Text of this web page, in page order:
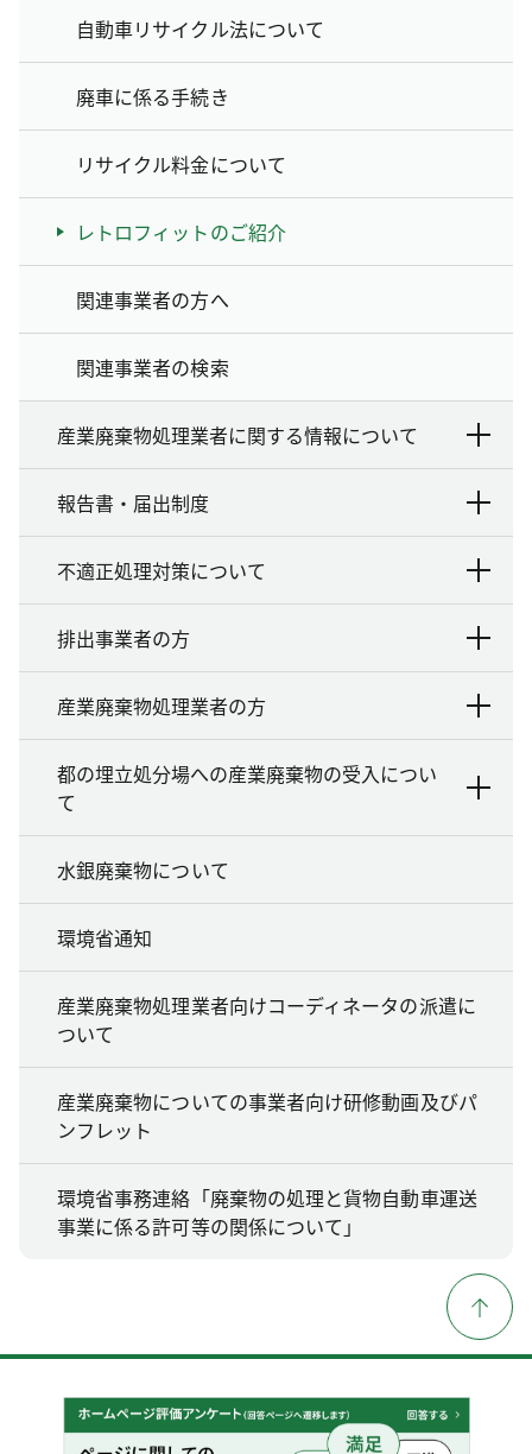
自動車リサイクル法について
廃車に係る手続き
リサイクル料金について
レトロフィットのご紹介
関連事業者の方へ
関連事業者の検索
産業廃棄物処理業者に関する情報について
報告書・届出制度
不適正処理対策について
排出事業者の方
産業廃棄物処理業者の方
都の埋立処分場への産業廃棄物の受入につい
て
水銀廃棄物について
環境省通知
産業廃棄物処理業者向けコーディネータの派遣に
ついて
産業廃棄物についての事業者向け研修動画及びパ
ンフレット
環境省事務連絡「廃棄物の処理と貨物自動車運送
事業に係る許可等の関係について」